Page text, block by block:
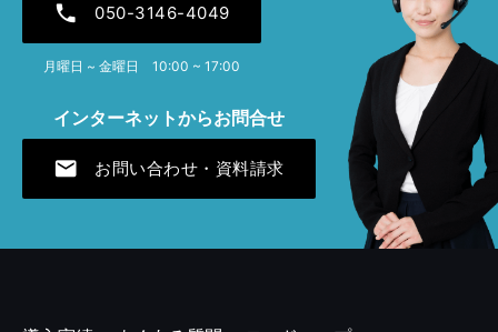
phone 050-3146-4049
月曜日 ~ 金曜日 10:00 ~ 17:00
インターネットからお問合せ
mail お問い合わせ・資料請求